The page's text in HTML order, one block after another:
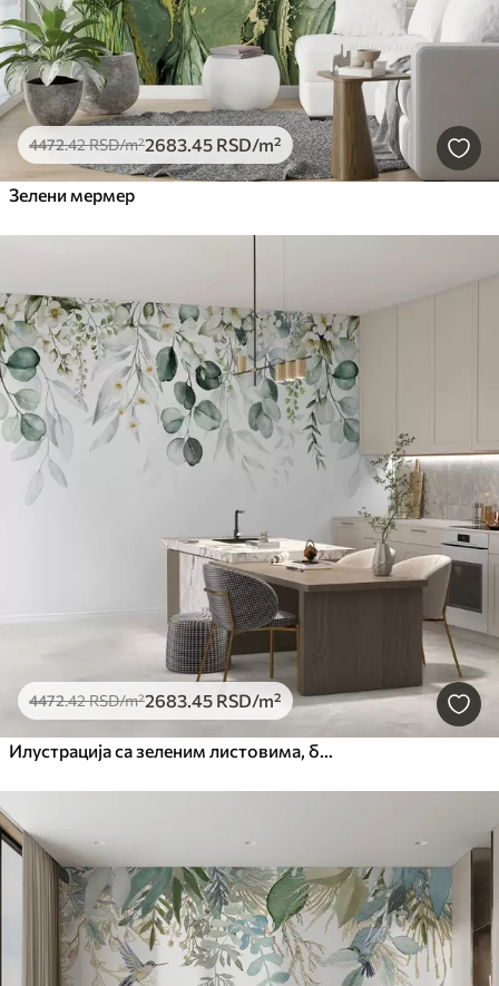
4472.42RSD/m²2683.45 RSD/m²
Зелени мермер
4472.42RSD/m²2683.45 RSD/m²
Илустрација са зеленим листовима, белим цвећем, божуром и гранама